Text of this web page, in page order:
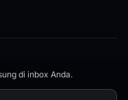
di inbox Anda.